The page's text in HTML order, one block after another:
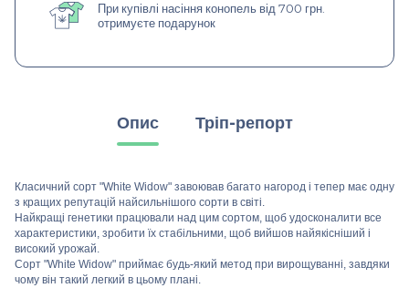
При купівлі насіння конопель від 700 грн.
отримуєте подарунок
Опис Тріп-репорт
Класичний сорт "White Widow" завоював багато нагород і тепер має одну
з кращих репутацій найсильнішого сорти в світі.
Найкращі генетики працювали над цим сортом, щоб удосконалити все
характеристики, зробити їх стабільними, щоб вийшов найякісніший і
високий урожай.
Сорт "White Widow" приймає будь-який метод при вирощуванні, завдяки
чому він такий легкий в цьому плані.